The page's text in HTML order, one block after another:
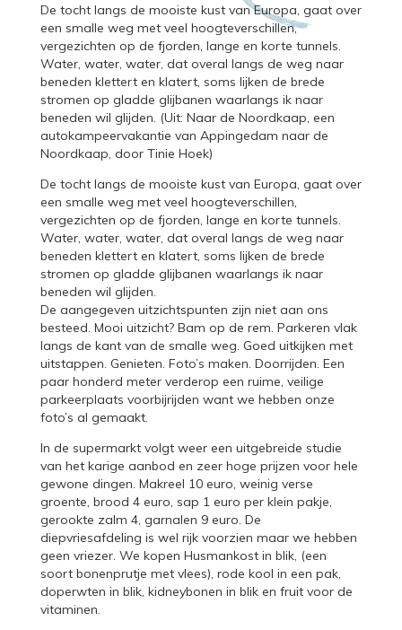
De tocht langs de mooiste kust van Europa, gaat over
een smalle weg met veel hoogteverschillen,
vergezichten op de fjorden, lange en korte tunnels.
Water, water, water, dat overal langs de weg naar
beneden klettert en klatert, soms lijken de brede
stromen op gladde glijbanen waarlangs ik naar
beneden wil glijden. (Uit: Naar de Noordkaap, een
autokampeervakantie van Appingedam naar de
Noordkaap, door Tinie Hoek)
De tocht langs de mooiste kust van Europa, gaat over
een smalle weg met veel hoogteverschillen,
vergezichten op de fjorden, lange en korte tunnels.
Water, water, water, dat overal langs de weg naar
beneden klettert en klatert, soms lijken de brede
stromen op gladde glijbanen waarlangs ik naar
beneden wil glijden.
De aangegeven uitzichtspunten zijn niet aan ons
besteed. Mooi uitzicht? Bam op de rem. Parkeren vlak
langs de kant van de smalle weg. Goed uitkijken met
uitstappen. Genieten. Foto’s maken. Doorrijden. Een
paar honderd meter verderop een ruime, veilige
parkeerplaats voorbijrijden want we hebben onze
foto’s al gemaakt.
In de supermarkt volgt weer een uitgebreide studie
van het karige aanbod en zeer hoge prijzen voor hele
gewone dingen. Makreel 10 euro, weinig verse
groente, brood 4 euro, sap 1 euro per klein pakje,
gerookte zalm 4, garnalen 9 euro. De
diepvriesafdeling is wel rijk voorzien maar we hebben
geen vriezer. We kopen Husmankost in blik, (een
soort bonenprutje met vlees), rode kool in een pak,
doperwten in blik, kidneybonen in blik en fruit voor de
vitaminen.